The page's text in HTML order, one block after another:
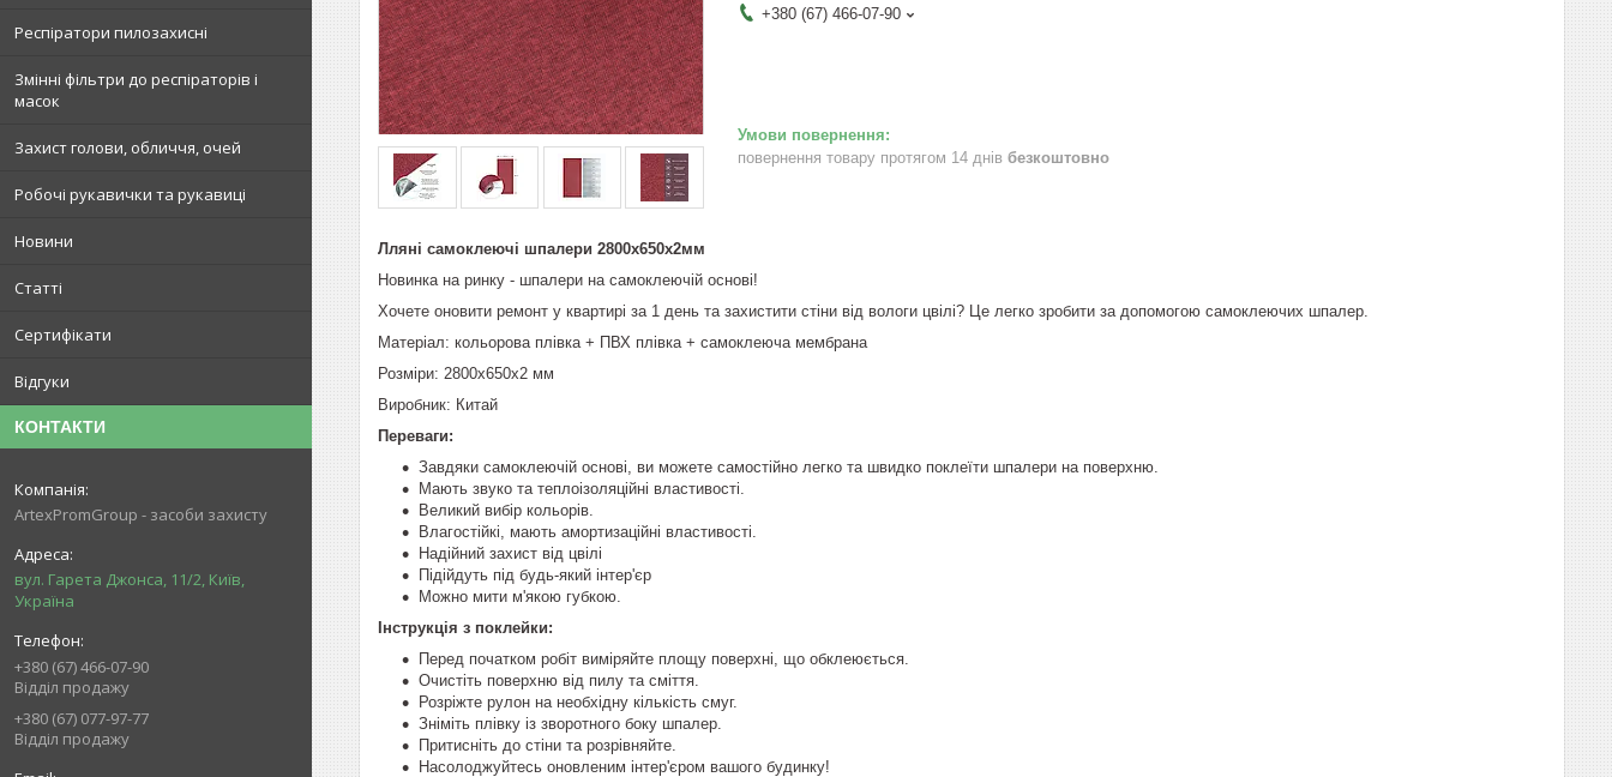
Респіратори пилозахисні
Змінні фільтри до респіраторів і
масок
Захист голови, обличчя, очей
Робочі рукавички та рукавиці
Новини
Статті
Сертифікати
Відгуки
КОНТАКТИ
ArtexPromGroup - засоби захисту
вул. Гарета Джонса, 11/2, Київ,
Україна
+380 (67) 466-07-90
Відділ продажу
+380 (67) 077-97-77
Відділ продажу
+380 (67) 466-07-90
повернення товару протягом 14 днів безкоштовно
Лляні самоклеючі шпалери 2800х650х2мм
Новинка на ринку - шпалери на самоклеючій основі!
Хочете оновити ремонт у квартирі за 1 день та захистити стіни від вологи цвілі? Це легко зробити за допомогою самоклеючих шпалер.
Матеріал: кольорова плівка + ПВХ плівка + самоклеюча мембрана
Розміри: 2800х650х2 мм
Виробник: Китай
Переваги:
Завдяки самоклеючій основі, ви можете самостійно легко та швидко поклеїти шпалери на поверхню.
Мають звуко та теплоізоляційні властивості.
Великий вибір кольорів.
Влагостійкі, мають амортизаційні властивості.
Надійний захист від цвілі
Підійдуть під будь-який інтер'єр
Можно мити м'якою губкою.
Інструкція з поклейки:
Перед початком робіт виміряйте площу поверхні, що обклеюється.
Очистіть поверхню від пилу та сміття.
Розріжте рулон на необхідну кількість смуг.
Зніміть плівку із зворотного боку шпалер.
Притисніть до стіни та розрівняйте.
Насолоджуйтесь оновленим інтер'єром вашого будинку!